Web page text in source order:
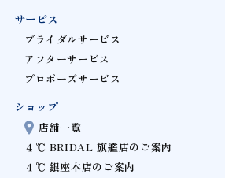
サービス
ブライダルサービス
アフターサービス
プロポーズサービス
ショップ
店舗一覧
４℃ BRIDAL 旗艦店のご案内
４℃ 銀座本店のご案内